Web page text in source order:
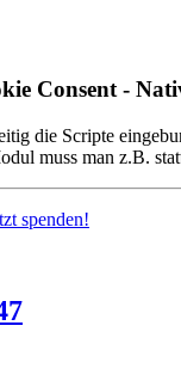
Consent -
die Scripte
muss man z.B.
spenden!